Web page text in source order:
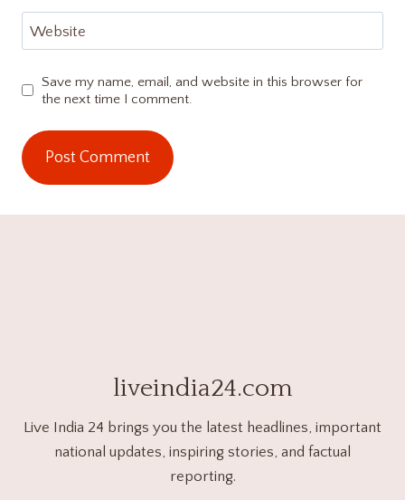
Website
Save my name, email, and website in this browser for
the next time I comment.
liveindia24.com
Live India 24 brings you the latest headlines, important
national updates, inspiring stories, and factual
reporting.